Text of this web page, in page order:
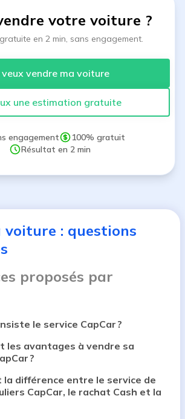
votre voiture ?
en 2 min, sans engagement.
veux vendre ma voiture
une estimation gratuite
engagement
100% gratuit
Résultat en 2 min
voiture : questions
proposés par
le service CapCar ?
les avantages à vendre sa
?
la différence entre le service de
CapCar, le rachat Cash et la